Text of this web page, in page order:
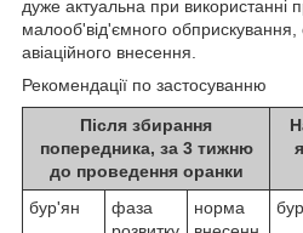
дуже актуальна при використанні
малооб'від'ємного обприскування,
авіаційного внесення.
Рекомендації по застосуванню
Після збирання
попередника, за 3 тижню
до проведення оранки
бур'ян
фаза
норма